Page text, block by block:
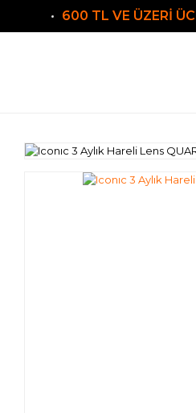
600 TL VE ÜZERİ